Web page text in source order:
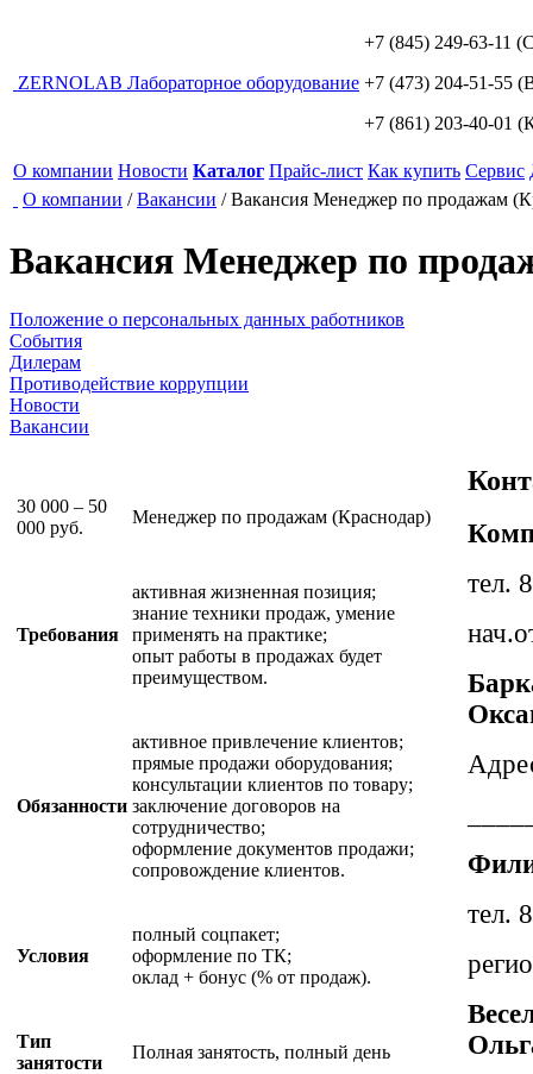
ZERNOLAB Лабораторное оборудование
+7 (845) 249-63-11
+7 (473) 204-51-55
+7 (861) 203-40-01
О компании Новости Каталог Прайс-лист Как купить Сервис
О компании /Вакансии /Вакансия Менеджер по продажам
Вакансия Менеджер по
Положение о персональных данных работников
События
Дилерам
Противодействие коррупции
Новости
Вакансии
30 000 – 50
000 руб.
Менеджер по продажам (Краснодар)
Требования
активная жизненная позиция;
знание техники продаж, умение
применять на практике;
опыт работы в продажах будет
преимуществом.
Обязанности
активное привлечение клиентов;
прямые продажи оборудования;
консультации клиентов по товару;
заключение договоров на
сотрудничество;
оформление документов продажи;
сопровождение клиентов.
Условия
полный соцпакет;
оформление по ТК;
оклад + бонус (% от продаж).
Тип
занятости
Полная занятость, полный день
тел.
тел.